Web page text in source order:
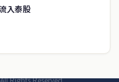
入泰股
Rights Reserved